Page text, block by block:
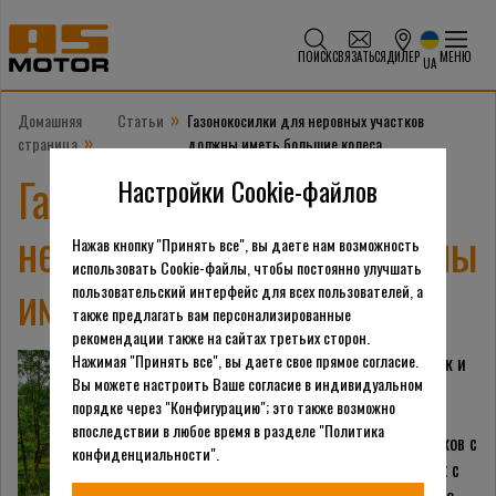
ПОИСКСВЯЗАТЬСЯДИЛЕР UA МЕНЮ
Домашняя
страница »
Статьи » Газонокосилки для неровных участков
должны иметь большие колеса.
Газонокосилки для
неровных участков должны
иметь большие колеса.
Чтобы выровнять участок и
организовать красивую
лужайку понадобится не
меньше десятка грузовиков с
грунтом, бригада рабочих с
Настройки Cookie-файлов
Нажав кнопку "Принять все", вы даете нам возможность
использовать Cookie-файлы, чтобы постоянно улучшать
пользовательский интерфейс для всех пользователей, а
также предлагать вам персонализированные
рекомендации также на сайтах третьих сторон.
Нажимая "Принять все", вы даете свое прямое согласие.
Вы можете настроить Ваше согласие в индивидуальном
порядке через "Конфигурацию"; это также возможно
впоследствии в любое время в разделе "Политика
конфиденциальности".